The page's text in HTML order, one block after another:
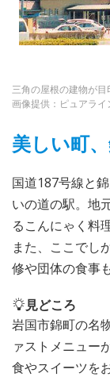
三角の屋根の建物が目
画像提供：ピュアライ
美しい町
国道187号線と
いの道の駅。地
るこんにゃく料
また、ここでし
修や団体の食事
見どころ
岩国市錦町の名
ァストメニュー
食やスイーツを